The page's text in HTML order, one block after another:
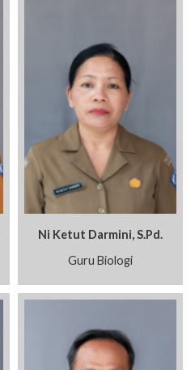
Ni Ketut Darmini, S.Pd.
Guru Biologi